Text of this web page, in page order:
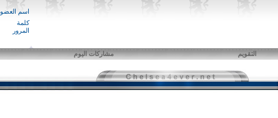
اسم العضو
كلمة
المرور
التقويم مشاركات اليوم